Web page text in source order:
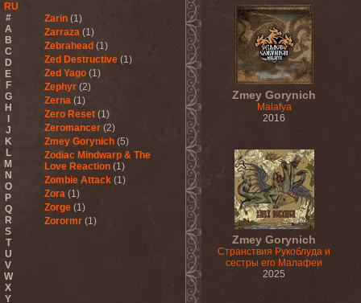
RU
#
A
B
C
D
E
F
G
H
J
K
L
M
N
O
P
Q
R
S
T
U
V
W
X
Y
Zarin (1)
Zarraza (1)
Zebrahead (1)
Zed Destructive (1)
Zed Yago (1)
Zephyr (2)
Zerna (1)
Zero Reset (1)
Zeromancer (2)
Zmey Gorynich (5)
Zodiac Mindwarp & The
Love Reaction (1)
Zombie Attack (1)
Zora (1)
Zorge (1)
Zorormr (1)
Zmey Gorynich
Malafya
2016
Zmey Gorynich
Странствия Рукоблуда и
сестры его Малафеи
2025